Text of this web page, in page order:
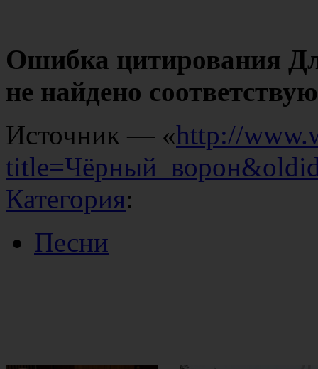
Ошибка цитирования
не найдено
Источник — «http://
Категория:
Песни